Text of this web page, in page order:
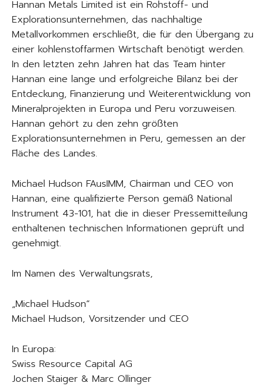
Hannan Metals Limited ist ein Rohstoff- und
Explorationsunternehmen, das nachhaltige
Metallvorkommen erschließt, die für den Übergang zu
einer kohlenstoffarmen Wirtschaft benötigt werden.
In den letzten zehn Jahren hat das Team hinter
Hannan eine lange und erfolgreiche Bilanz bei der
Entdeckung, Finanzierung und Weiterentwicklung von
Mineralprojekten in Europa und Peru vorzuweisen.
Hannan gehört zu den zehn größten
Explorationsunternehmen in Peru, gemessen an der
Fläche des Landes.
Michael Hudson FAusIMM, Chairman und CEO von
Hannan, eine qualifizierte Person gemäß National
Instrument 43-101, hat die in dieser Pressemitteilung
enthaltenen technischen Informationen geprüft und
genehmigt.
Im Namen des Verwaltungsrats,
„Michael Hudson“
Michael Hudson, Vorsitzender und CEO
In Europa:
Swiss Resource Capital AG
Jochen Staiger & Marc Ollinger